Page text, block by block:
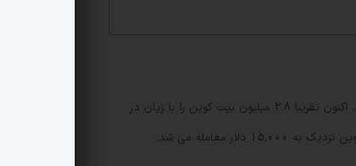
، نگهدارنده های کوتاه مدت (STHs) که به صورت تعریفی کمتر از 155 روز بیت کوین را نگه داشته اند، اکنون تقریبا 2.8 میلیون بیت کوین را با زیان در